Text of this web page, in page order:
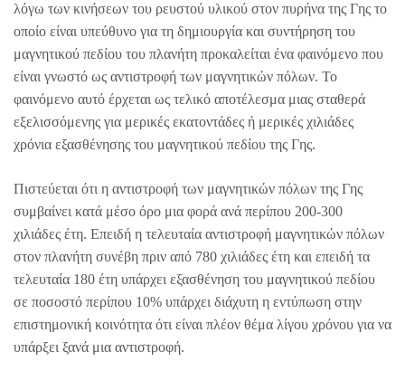
λόγω των κινήσεων του ρευστού υλικού στον πυρήνα της Γης το
οποίο είναι υπεύθυνο για τη δημιουργία και συντήρηση του
μαγνητικού πεδίου του πλανήτη προκαλείται ένα φαινόμενο που
είναι γνωστό ως αντιστροφή των μαγνητικών πόλων. Το
φαινόμενο αυτό έρχεται ως τελικό αποτέλεσμα μιας σταθερά
εξελισσόμενης για μερικές εκατοντάδες ή μερικές χιλιάδες
χρόνια εξασθένησης του μαγνητικού πεδίου της Γης.
Πιστεύεται ότι η αντιστροφή των μαγνητικών πόλων της Γης
συμβαίνει κατά μέσο όρο μια φορά ανά περίπου 200-300
χιλιάδες έτη. Επειδή η τελευταία αντιστροφή μαγνητικών πόλων
στον πλανήτη συνέβη πριν από 780 χιλιάδες έτη και επειδή τα
τελευταία 180 έτη υπάρχει εξασθένηση του μαγνητικού πεδίου
σε ποσοστό περίπου 10% υπάρχει διάχυτη η εντύπωση στην
επιστημονική κοινότητα ότι είναι πλέον θέμα λίγου χρόνου για να
υπάρξει ξανά μια αντιστροφή.